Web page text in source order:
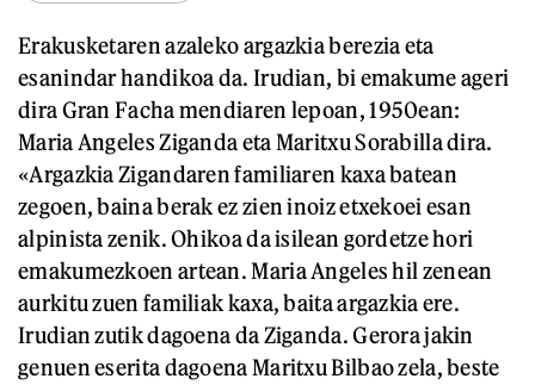
Erakusketaren azaleko argazkia berezia eta
esanindar handikoa da. Irudian, bi emakume ageri
dira Gran Facha mendiaren lepoan, 1950ean:
Maria Angeles Ziganda eta Maritxu Sorabilla dira.
«Argazkia Zigandaren familiaren kaxa batean
zegoen, baina berak ez zien inoiz etxekoei esan
alpinista zenik. Ohikoa da isilean gordetze hori
emakumezkoen artean. Maria Angeles hil zenean
aurkitu zuen familiak kaxa, baita argazkia ere.
Irudian zutik dagoena da Ziganda. Gerora jakin
genuen eserita dagoena Maritxu Bilbao zela, beste